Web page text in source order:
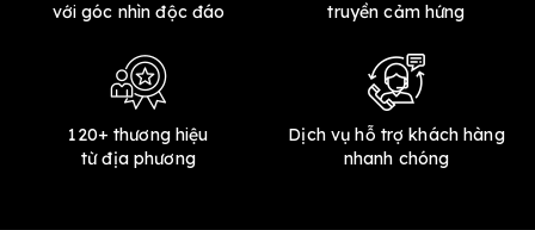
với góc nhìn độc đáo
truyền cảm hứng
120+ thương hiệu
từ địa phương
Dịch vụ hỗ trợ khách hàng
nhanh chóng